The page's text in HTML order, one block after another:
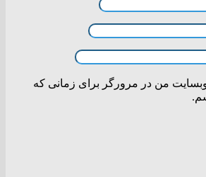
وبسایت من در مرورگر برای زمانی که